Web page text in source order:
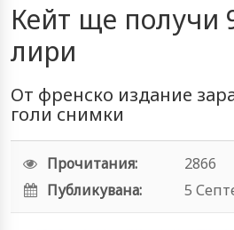
Кейт ще получи
лири
От френско издание
голи снимки
Прочитания:
2866
Публикувана:
5